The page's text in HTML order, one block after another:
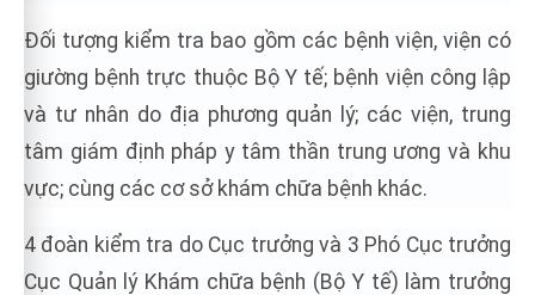
Đối tượng kiểm tra bao gồm các bệnh viện, viện có
giường bệnh trực thuộc Bộ Y tế; bệnh viện công lập
và tư nhân do địa phương quản lý; các viện, trung
tâm giám định pháp y tâm thần trung ương và khu
vực; cùng các cơ sở khám chữa bệnh khác.
4 đoàn kiểm tra do Cục trưởng và 3 Phó Cục trưởng
Cục Quản lý Khám chữa bệnh (Bộ Y tế) làm trưởng